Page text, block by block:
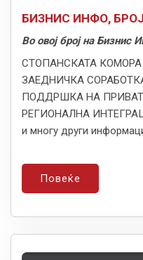
БИЗНИС ИНФО,
Во овој број на Бизнис
СТОПАНСКАТА
ЗАЕДНИЧКА
ПОДДРШКА НА
РЕГИОНАЛНА
и многу други
Повеќе